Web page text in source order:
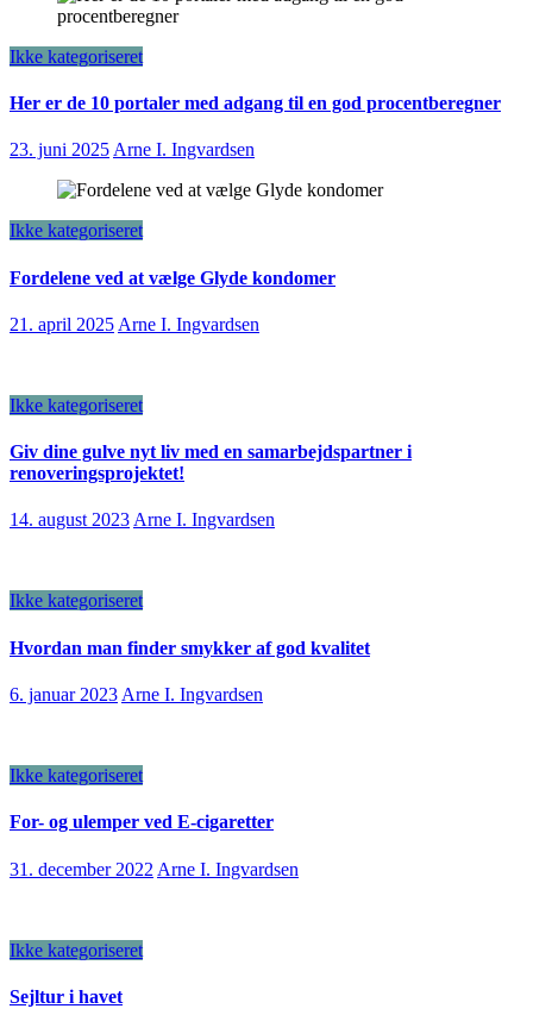
Ikke kategoriseret
Her er de 10 portaler med adgang til en god procentberegner
23. juni 2025 Arne I. Ingvardsen
Ikke kategoriseret
Fordelene ved at vælge Glyde kondomer
21. april 2025 Arne I. Ingvardsen
Ikke kategoriseret
Giv dine gulve nyt liv med en samarbejdspartner i
renoveringsprojektet!
14. august 2023Arne I. Ingvardsen
Ikke kategoriseret
Hvordan man finder smykker af god kvalitet
6. januar 2023 Arne I. Ingvardsen
Ikke kategoriseret
For- og ulemper ved E-cigaretter
31. december 2022 Arne I. Ingvardsen
Ikke kategoriseret
Sejltur i havet